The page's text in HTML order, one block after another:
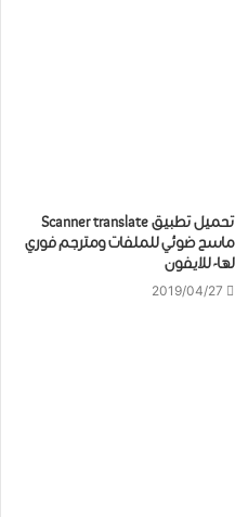
تحميل تطبيق Scanner translate
ماسح ضوئي للملفات ومترجم فوري
لها- للايفون
2019/04/27